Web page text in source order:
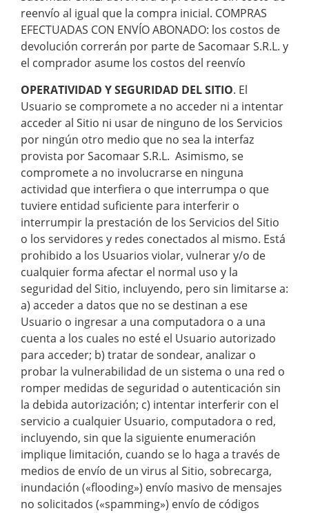
reenvío al igual que la compra inicial. COMPRAS
EFECTUADAS CON ENVÍO ABONADO: los costos de
devolución correrán por parte de Sacomaar S.R.L. y
el comprador asume los costos del reenvío
OPERATIVIDAD Y SEGURIDAD DEL SITIO. El
Usuario se compromete a no acceder ni a intentar
acceder al Sitio ni usar de ninguno de los Servicios
por ningún otro medio que no sea la interfaz
provista por Sacomaar S.R.L. Asimismo, se
compromete a no involucrarse en ninguna
actividad que interfiera o que interrumpa o que
tuviere entidad suficiente para interferir o
interrumpir la prestación de los Servicios del Sitio
o los servidores y redes conectados al mismo. Está
prohibido a los Usuarios violar, vulnerar y/o de
cualquier forma afectar el normal uso y la
seguridad del Sitio, incluyendo, pero sin limitarse a:
a) acceder a datos que no se destinan a ese
Usuario o ingresar a una computadora o a una
cuenta a los cuales no esté el Usuario autorizado
para acceder; b) tratar de sondear, analizar o
probar la vulnerabilidad de un sistema o una red o
romper medidas de seguridad o autenticación sin
la debida autorización; c) intentar interferir con el
servicio a cualquier Usuario, computadora o red,
incluyendo, sin que la siguiente enumeración
implique limitación, cuando se lo haga a través de
medios de envío de un virus al Sitio, sobrecarga,
inundación («flooding») envío masivo de mensajes
no solicitados («spamming») envío de códigos